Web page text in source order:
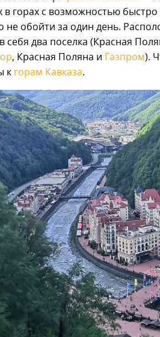
в горах с возможностью
не обойти за один день.
себя два поселка (Красная
, Красная Поляна и Газпром).
к горам Кавказа.